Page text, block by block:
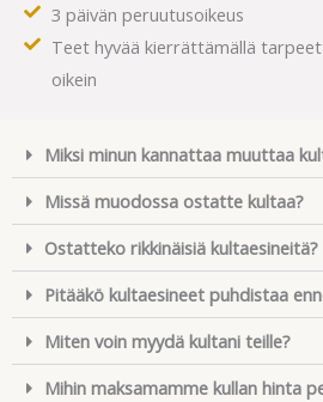
3 päivän peruutusoikeus
Teet hyvää kierrättämällä
oikein
Miksi minun kannattaa muuttaa
Missä muodossa ostatte kultaa?
Ostatteko rikkinäisiä kultaesineitä?
Pitääkö kultaesineet puhdistaa
Miten voin myydä kultani teille?
Mihin maksamamme kullan hinta